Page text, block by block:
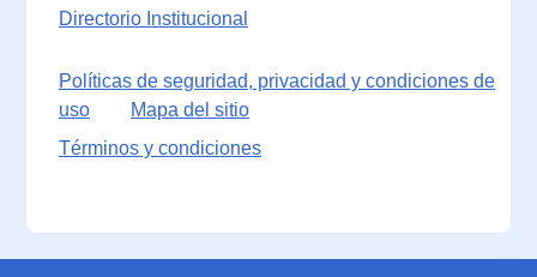
Directorio Institucional
Políticas de seguridad, privacidad y condiciones de
uso
Mapa del sitio
Términos y condiciones